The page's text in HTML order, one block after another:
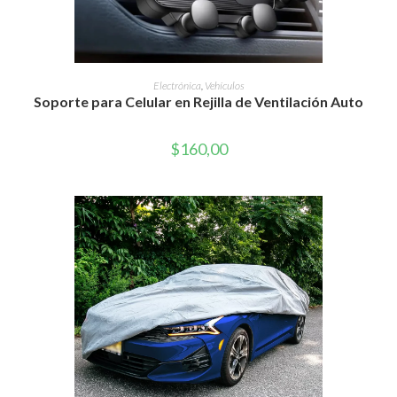
SELECCIONAR OPCIONES
Este
producto
tiene
múltiples
opciones
se
la
página
de
producto
Electrónica Vehículos
Soporte para Celular en Rejilla de Ventilación Auto
$160,00